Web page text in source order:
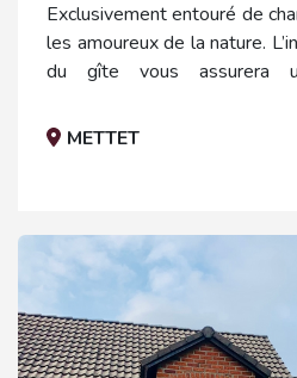
Exclusivement entouré de
les amoureux de la nature.
du gîte vous assurera
METTET